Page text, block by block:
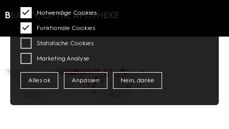
Notwendige Cookies
Funktionale Cookies
Statistische Cookies
Marketing Analyse
Alles ok Anpassen Nein, danke
BEAUTY, OPTIK, APOTHEKE